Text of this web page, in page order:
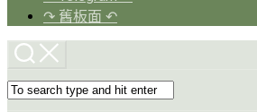
↷ 舊板面 ↶